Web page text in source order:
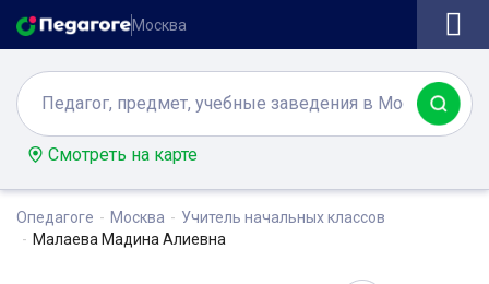
Москва
Смотреть на карте
Опедагоге Москва
Учитель начальных классов
Малаева Мадина Алиевна